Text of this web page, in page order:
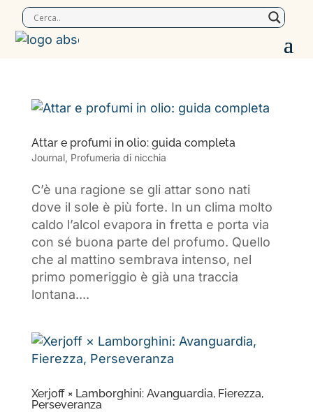
Attar e profumi in olio: guida completa
Journal, Profumeria di nicchia
C’è una ragione se gli attar sono nati
dove il sole è più forte. In un clima molto
caldo l’alcol evapora in fretta e porta via
con sé buona parte del profumo. Quello
che al mattino sembrava intenso, nel
primo pomeriggio è già una traccia
lontana....
Xerjoff × Lamborghini: Avanguardia, Fierezza,
Perseveranza